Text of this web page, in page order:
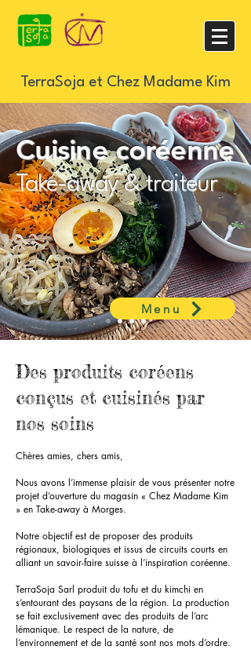
TerraSoja et Chez Madame Kim
Cuisine coréenne
Take-away & traiteur
Menu
Des produits coréens
conçus et cuisinés par
nos soins
Chères amies, chers amis,
Nous avons l’immense plaisir de vous présenter notre
projet d’ouverture du magasin « Chez Madame Kim
» en Take-away à Morges.
Notre objectif est de proposer des produits
régionaux, biologiques et issus de circuits courts en
alliant un savoir-faire suisse à l’inspiration coréenne.
TerraSoja Sarl produit du tofu et du kimchi en
s’entourant des paysans de la région. La production
se fait exclusivement avec des produits de l’arc
lémanique. Le respect de la nature, de
l’environnement et de la santé sont nos mots d’ordre.